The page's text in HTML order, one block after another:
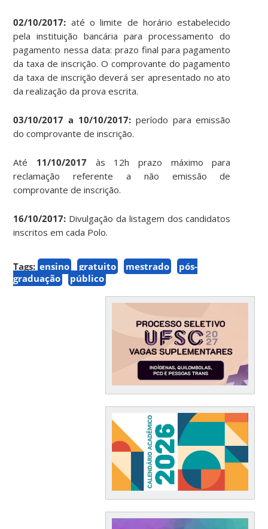
02/10/2017: até o limite de horário estabelecido
pela instituição bancária para processamento do
pagamento nessa data: prazo final para pagamento
da taxa de inscrição. O comprovante do pagamento
da taxa de inscrição deverá ser apresentado no ato
da realização da prova escrita.
03/10/2017 a 10/10/2017:período para emissão
do comprovante de inscrição.
Até 11/10/2017 às 12h prazo máximo para
reclamação referente a não emissão de
comprovante de inscrição.
16/10/2017: Divulgação da listagem dos candidatos
inscritos em cada Polo.
Tags: ensino gratuito mestrado
pós-
graduação
público